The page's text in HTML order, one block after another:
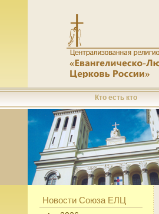
Кто есть кто
Новости Союза ЕЛЦ